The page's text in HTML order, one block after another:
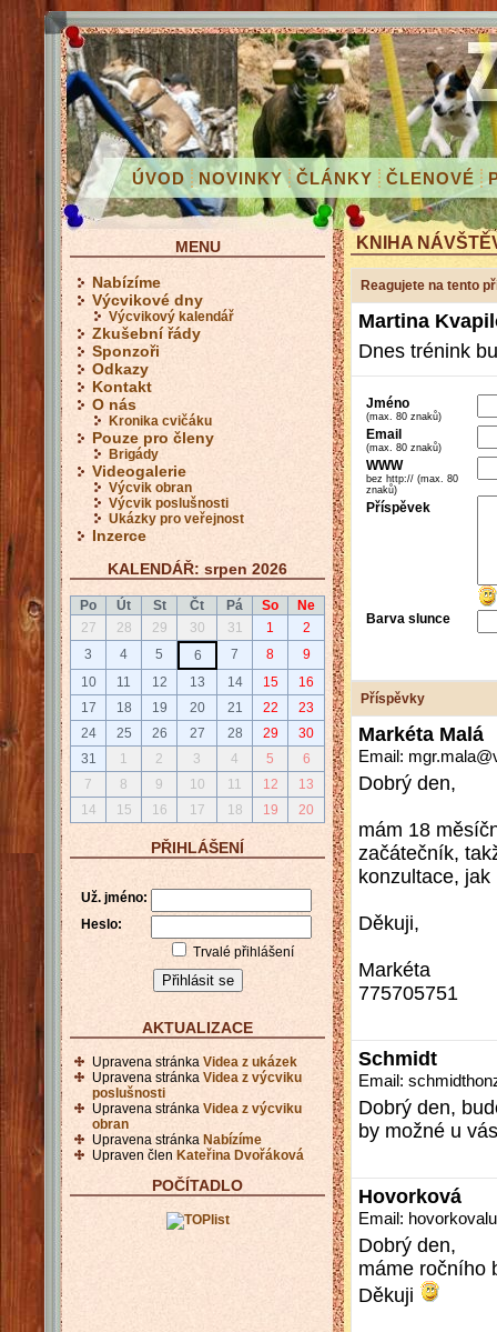
ÚVOD NOVINKY ČLÁNKY ČLENOVÉ
KNIHA
Reagujete na tento
Martina
Dnes trénink
Jméno
(max. 80 znaků)
Email
(max. 80 znaků)
WWW
bez http:// (max. 80
znaků)
Příspěvek
Barva slunce
Příspěvky
Markéta Malá
Email:
Dobrý den,
mám 18
začátečník,
konzultace,
Děkuji,
Markéta
775705751
Schmidt
Email:
Dobrý den,
by možné u
Hovorková
Email:
Dobrý den,
máme ročního
Děkuji
MENU
Nabízíme
Výcvikové dny
Výcvikový kalendář
Zkušební řády
Sponzoři
Odkazy
Kontakt
O nás
Kronika cvičáku
Pouze pro členy
Brigády
Videogalerie
Výcvik obran
Výcvik poslušnosti
Ukázky pro veřejnost
Inzerce
KALENDÁŘ: srpen 2026
Po Út St Čt Pá So
Ne
27
28 29 30 31 1
2
3
4 5 6 7 8
9
10
11 12 13 14 15
16
17
18 19 20 21 22
23
24
25 26 27 28 29
30
31
1 2 3 4 5
6
7
8 9 10 11 12
13
14
15 16 17 18 19 20
PŘIHLÁŠENÍ
Už. jméno:
Heslo:
Trvalé přihlášení
AKTUALIZACE
Upravena stránka Videa z ukázek
Upravena stránka Videa z výcviku
poslušnosti
Upravena stránka Videa z výcviku
obran
Upravena stránka Nabízíme
Upraven člen Kateřina Dvořáková
POČÍTADLO